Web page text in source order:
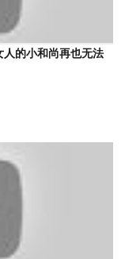
人的小和尚再也无法